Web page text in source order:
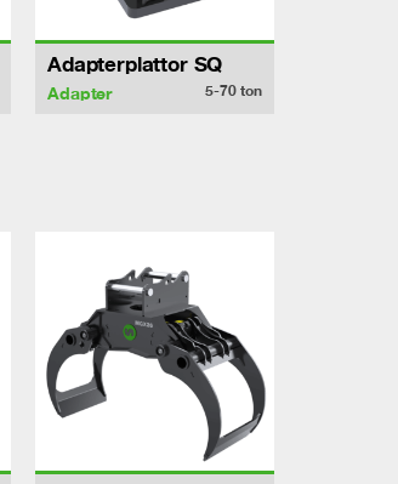
Adapterplattor SQ
Adapter 5-70 ton